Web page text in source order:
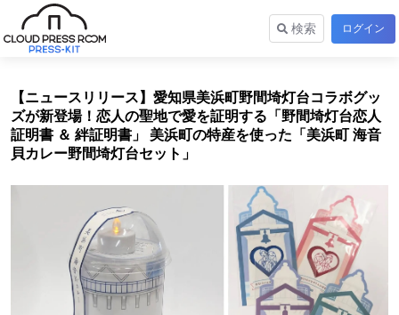
検索 ログイン
【ニュースリリース】愛知県美浜町野間埼灯台コラボグッ
ズが新登場！恋人の聖地で愛を証明する「野間埼灯台恋人
証明書 ＆ 絆証明書」 美浜町の特産を使った「美浜町 海音
貝カレー野間埼灯台セット」